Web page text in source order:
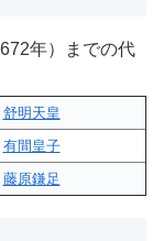
年）までの代
舒明天皇
有間皇子
藤原鎌足